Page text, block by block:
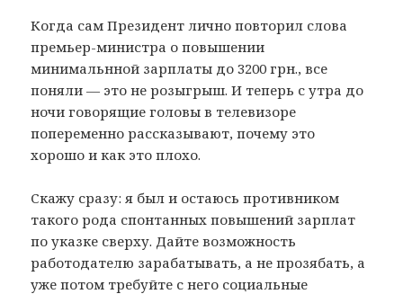
Когда сам Президент лично повторил слова
премьер-министра о повышении
минимальнной зарплаты до 3200 грн., все
поняли — это не розыгрыш. И теперь с утра до
ночи говорящие головы в телевизоре
попеременно рассказывают, почему это
хорошо и как это плохо.
Скажу сразу: я был и остаюсь противником
такого рода спонтанных повышений зарплат
по указке сверху. Дайте возможность
работодателю зарабатывать, а не прозябать, а
уже потом требуйте с него социальные